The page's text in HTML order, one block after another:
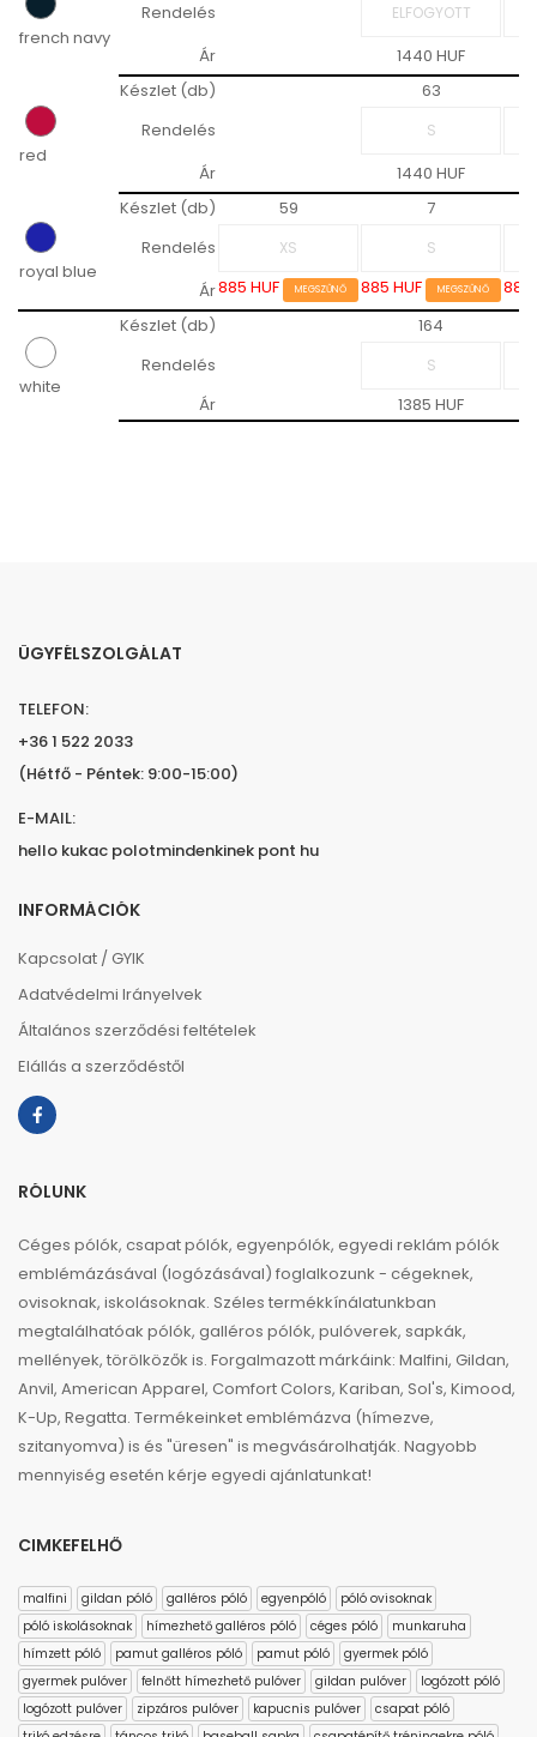
french navy
Rendelés
Ár
1440 HUF
red
Készlet (db)
63
Rendelés
Ár
1440 HUF
royal blue
Készlet (db) 59
7
Rendelés
Ár885 HUF MEGSZŰNŐ 885 HUF MEGSZŰNŐ 885
white
Készlet (db)
164
Rendelés
Ár
1385 HUF
ÜGYFÉLSZOLGÁLAT
TELEFON:
+36 1 522 2033
(Hétfő - Péntek: 9:00-15:00)
E-MAIL:
hello kukac polotmindenkinek pont hu
INFORMÁCIÓK
Kapcsolat / GYIK
Adatvédelmi Irányelvek
Általános szerződési feltételek
Elállás a szerződéstől
RÓLUNK
Céges pólók, csapat pólók, egyenpólók, egyedi reklám pólók
emblémázásával (logózásával) foglalkozunk - cégeknek,
ovisoknak, iskolásoknak. Széles termékkínálatunkban
megtalálhatóak pólók, galléros pólók, pulóverek, sapkák,
mellények, törölközők is. Forgalmazott márkáink: Malfini, Gildan,
Anvil, American Apparel, Comfort Colors, Kariban, Sol's, Kimood,
K-Up, Regatta. Termékeinket emblémázva (hímezve,
szitanyomva) is és "üresen" is megvásárolhatják. Nagyobb
mennyiség esetén kérje egyedi ajánlatunkat!
CIMKEFELHŐ
malfini gildan póló galléros póló egyenpóló
póló ovisoknak
póló iskolásoknak
hímezhető galléros póló céges póló
munkaruha
hímzett póló
pamut galléros póló pamut póló
gyermek póló
gyermek pulóver
felnőtt hímezhető pulóver gildan pulóver
logózott póló
logózott pulóver
zipzáros pulóver kapucnis pulóver
csapat póló